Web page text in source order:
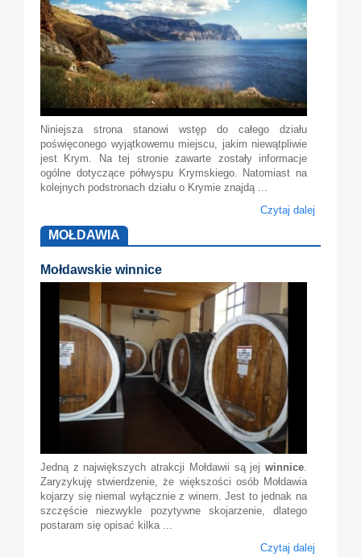
Niniejsza strona stanowi wstęp do całego działu
poświęconego wyjątkowemu miejscu, jakim niewątpliwie
jest Krym. Na tej stronie zawarte zostały informacje
ogólne dotyczące półwyspu Krymskiego. Natomiast na
kolejnych podstronach działu o Krymie znajdą ...
Czytaj dalej
MOŁDAWIA
Mołdawskie winnice
Jedną z największych atrakcji Mołdawii są jejwinnice
Zaryzykuję stwierdzenie, że większości osób Mołdawia
kojarzy się niemal wyłącznie z winem. Jest to jednak na
szczęście niezwykle pozytywne skojarzenie, dlatego
postaram się opisać kilka ...
Czytaj dalej